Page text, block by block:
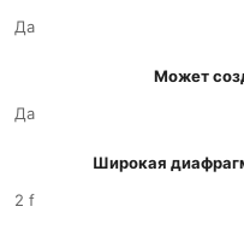
Да
Может
Да
Широкая
2 f